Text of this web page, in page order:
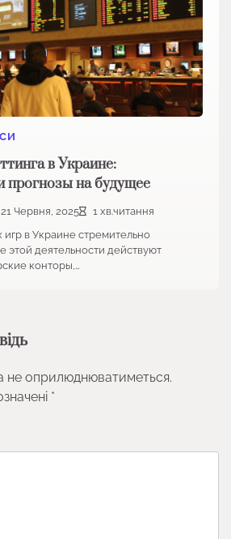
в Украине:
прогнозы на будущее
21 Червня, 2025
1 хв.читання
игр в Украине стремительно
этой деятельности действуют
конторы,…
не оприлюднюватиметься.
*